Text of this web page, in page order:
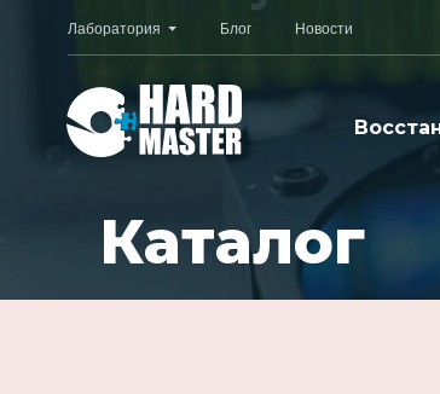
Лаборатория Блог Новости
Каталог